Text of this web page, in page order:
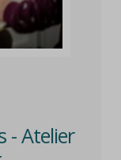
- Atelier